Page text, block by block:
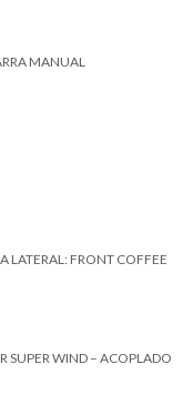
MANUAL
LATERAL: FRONT COFFEE
SUPER WIND – ACOPLADO